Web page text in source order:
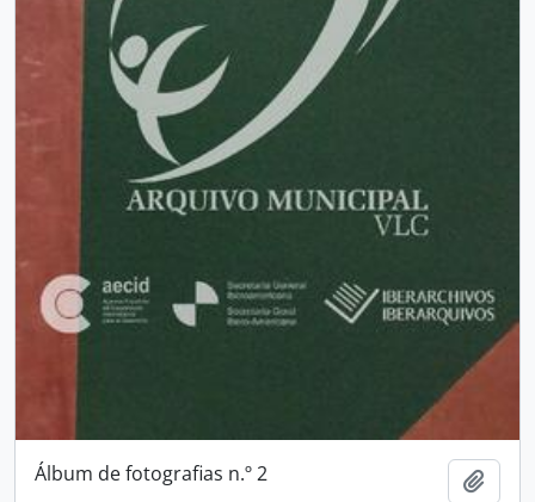
Álbum de fotografias n.º 2